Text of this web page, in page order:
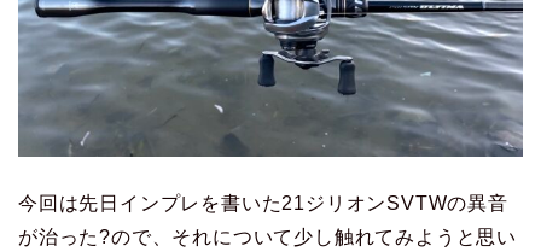
今回は先日インプレを書いた21ジリオンSVTWの異音
が治った?ので、それについて少し触れてみようと思い